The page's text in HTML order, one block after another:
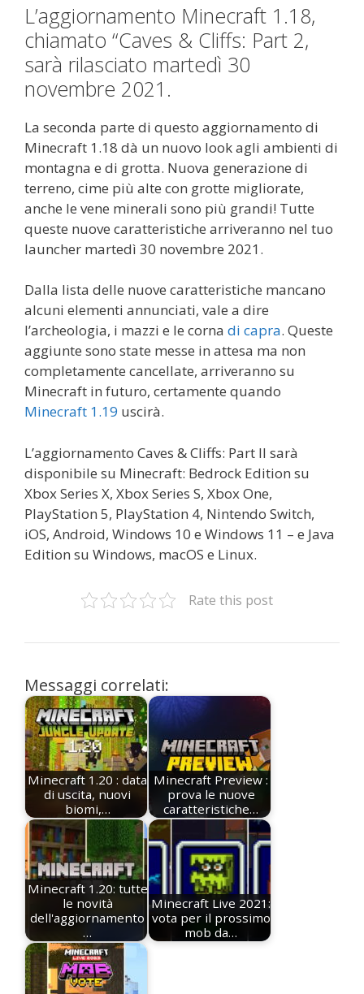
L’aggiornamento Minecraft 1.18,
chiamato “Caves & Cliffs: Part 2,
sarà rilasciato martedì 30
novembre 2021.
La seconda parte di questo aggiornamento di
Minecraft 1.18 dà un nuovo look agli ambienti di
montagna e di grotta. Nuova generazione di
terreno, cime più alte con grotte migliorate,
anche le vene minerali sono più grandi! Tutte
queste nuove caratteristiche arriveranno nel tuo
launcher martedì 30 novembre 2021.
Dalla lista delle nuove caratteristiche mancano
alcuni elementi annunciati, vale a dire
l’archeologia, i mazzi e le corna di capra. Queste
aggiunte sono state messe in attesa ma non
completamente cancellate, arriveranno su
Minecraft in futuro, certamente quando
Minecraft 1.19 uscirà.
L’aggiornamento Caves & Cliffs: Part II sarà
disponibile su Minecraft: Bedrock Edition su
Xbox Series X, Xbox Series S, Xbox One,
PlayStation 5, PlayStation 4, Nintendo Switch,
iOS, Android, Windows 10 e Windows 11 – e Java
Edition su Windows, macOS e Linux.
Rate this post
Messaggi correlati:
Minecraft 1.20 : data
di uscita, nuovi
biomi,…
Minecraft Preview :
prova le nuove
caratteristiche…
Minecraft 1.20: tutte
le novità
dell'aggiornamento
…
Minecraft Live 2021:
vota per il prossimo
mob da…